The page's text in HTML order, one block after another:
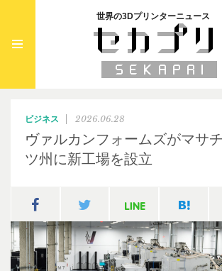
世界の3Dプリンターニュース
ビジネス 2026.06.28
ヴァルカンフォームズがマサ
ツ州に新工場を設立